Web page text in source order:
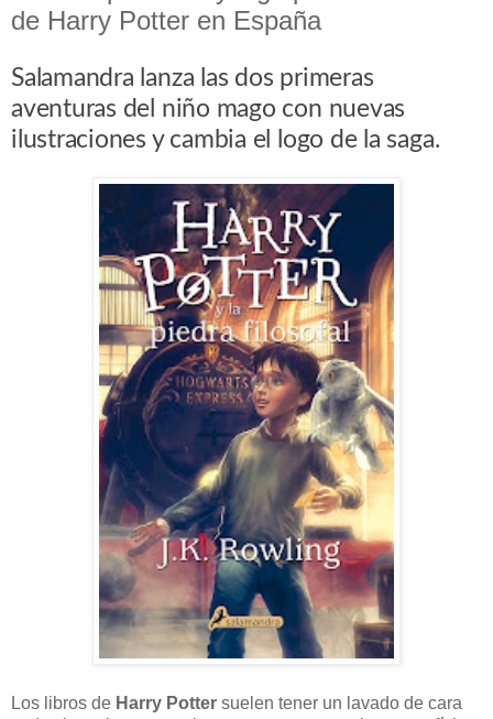
de Harry Potter en España
Salamandra lanza las dos primeras
aventuras del niño mago con nuevas
ilustraciones y cambia el logo de la saga.
Los libros de Harry Potter suelen tener un lavado de cara